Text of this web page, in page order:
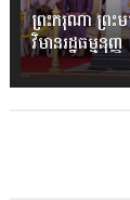
ព្រះករុណា ព្រះ
វិមានរដ្ឋធម្មនុញ្ញ